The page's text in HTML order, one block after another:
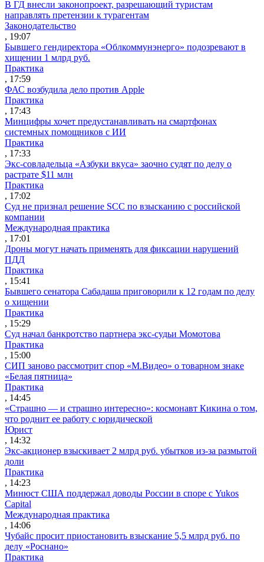
В ГД внесли законопроект, разрешающий туристам
направлять претензии к турагентам
Законодательство
, 19:07
Бывшего гендиректора «Облкоммунэнерго» подозревают в
хищении 1 млрд руб.
Практика
, 17:59
ФАС возбудила дело против Apple
Практика
, 17:43
Минцифры хочет предустанавливать на смартфонах
системных помощников с ИИ
Практика
, 17:33
Экс-совладельца «Азбуки вкуса» заочно судят по делу о
растрате $11 млн
Практика
, 17:02
Суд не признал решение SCC по взысканию с российской
компании
Международная практика
, 17:01
Дроны могут начать применять для фиксации нарушений
ПДД
Практика
, 15:41
Бывшего сенатора Сабадаша приговорили к 12 годам по делу
о хищении
Практика
, 15:29
Суд начал банкротство партнера экс-судьи Момотова
Практика
, 15:00
СИП заново рассмотрит спор «М.Видео» о товарном знаке
«Белая пятница»
Практика
, 14:45
«Страшно — и страшно интересно»: космонавт Кикина о том,
что роднит ее работу с юридической
Юрист
, 14:32
Экс-акционер взыскивает 2 млрд руб. убытков из-за размытой
доли
Практика
, 14:23
Минюст США поддержал доводы России в споре с Yukos
Capital
Международная практика
, 14:06
Чубайс просит приостановить взыскание 5,5 млрд руб. по
делу «Роснано»
Практика